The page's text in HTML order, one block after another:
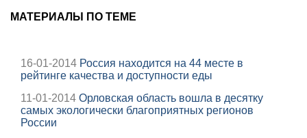
МАТЕРИАЛЫ ПО ТЕМЕ
16-01-2014 Россия находится на 44 месте в
рейтинге качества и доступности еды
11-01-2014 Орловская область вошла в десятку
самых экологически благоприятных регионов
России